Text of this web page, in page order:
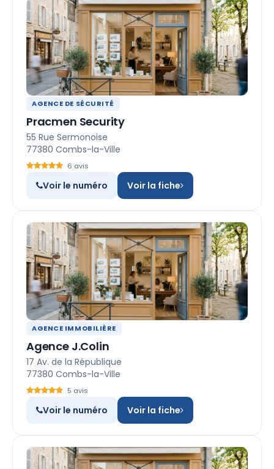
AGENCE DE SÉCURITÉ
Pracmen Security
55 Rue Sermonoise
77380 Combs-la-Ville
6 avis
Voir le numéro Voir la fiche
AGENCE IMMOBILIÈRE
Agence J.Colin
17 Av. de la République
77380 Combs-la-Ville
5 avis
Voir le numéro Voir la fiche